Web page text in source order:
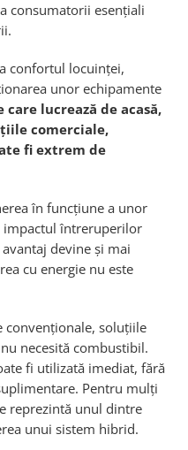
consumatorii esențiali
confortul locuinței,
unor echipamente
lucrează de acasă,
comerciale,
fi extrem de
în funcțiune a unor
impactul întreruperilor
devine și mai
cu energie nu este
convenționale, soluțiile
necesită combustibil.
fi utilizată imediat, fără
Pentru mulți
reprezintă unul dintre
unui sistem hibrid.